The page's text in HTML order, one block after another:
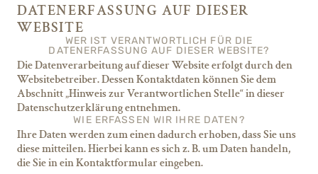
DATENERFASSUNG AUF DIESER
WEBSITE
WER IST VERANTWORTLICH FÜR DIE
DATENERFASSUNG AUF DIESER WEBSITE?
Die Datenverarbeitung auf dieser Website erfolgt durch den
Websitebetreiber. Dessen Kontaktdaten können Sie dem
Abschnitt „Hinweis zur Verantwortlichen Stelle“ in dieser
Datenschutzerklärung entnehmen.
WIE ERFASSEN WIR IHRE DATEN?
Ihre Daten werden zum einen dadurch erhoben, dass Sie uns
diese mitteilen. Hierbei kann es sich z. B. um Daten handeln,
die Sie in ein Kontaktformular eingeben.